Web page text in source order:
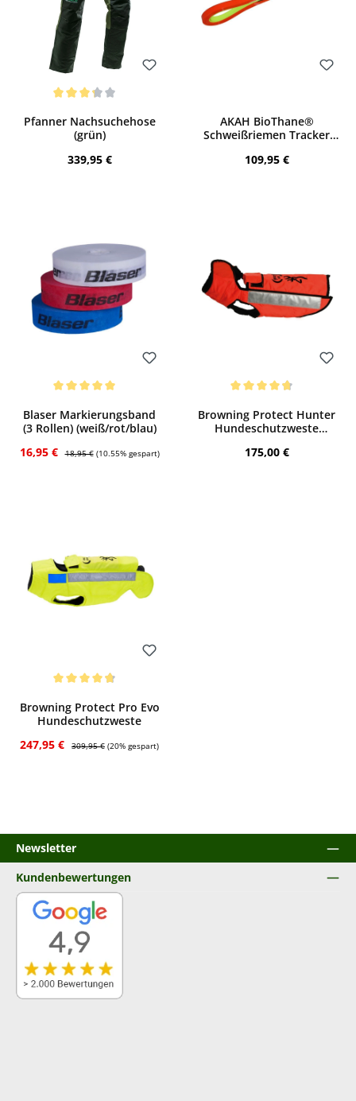
Bewerten
Pfanner Nachsuchehose
(grün)
Regulärer Preis:
339,95 €
AKAH BioThane®
Schweißriemen Tracker
Regulärer Preis:
109,95 €
Bewerten
Blaser Markierungsband
(3 Rollen) (weiß/rot/blau)
Verkaufspreis:
16,95 € Regulärer Preis:
18,95 € (10.55% gespart)
Bewerten
Browning Protect Hunter
Hundeschutzweste
Regulärer Preis:
175,00 €
Bewerten
Browning Protect Pro Evo
Hundeschutzweste
Verkaufspreis:
247,95 € Regulärer Preis:
309,95 € (20% gespart)
Newsletter
Kundenbewertungen